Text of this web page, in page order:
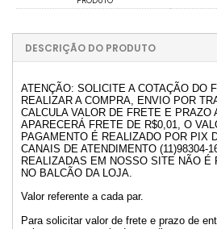
DESCRIÇÃO DO PRODUTO
ATENÇÃO: SOLICITE A COTAÇÃO DO
REALIZAR A COMPRA, ENVIO POR
CALCULA VALOR DE FRETE E PRAZO
APARECERÁ FRETE DE R$0,01, O
PAGAMENTO É REALIZADO POR PIX
CANAIS DE ATENDIMENTO (11)98304-
REALIZADAS EM NOSSO SITE NÃO É
NO BALCÃO DA LOJA.
Valor referente a cada par.
Para solicitar valor de frete e prazo de